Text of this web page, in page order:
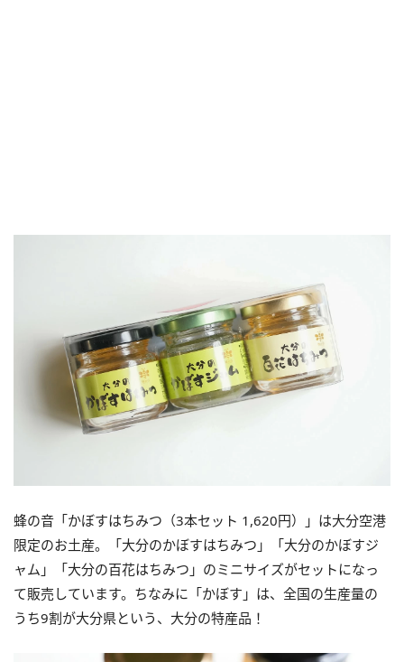
蜂の音「かぼすはちみつ（3本セット 1,620円）」は大分空港
限定のお土産。「大分のかぼすはちみつ」「大分のかぼすジ
ャム」「大分の百花はちみつ」のミニサイズがセットになっ
て販売しています。ちなみに「かぼす」は、全国の生産量の
うち9割が大分県という、大分の特産品！